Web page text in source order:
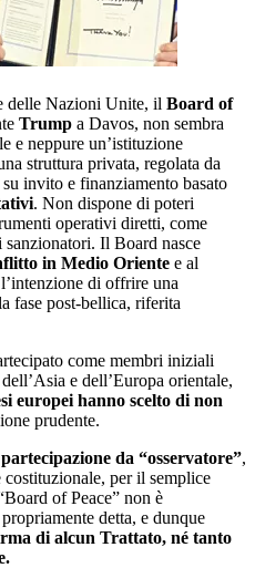
delle Nazioni Unite, il Board of
Trump a Davos, non sembra
e neppure un’istituzione
struttura privata, regolata da
invito e finanziamento basato
. Non dispone di poteri
operativi diretti, come
Il Board nasce
in Medio Oriente e al
di offrire una
fase post-bellica, riferita
come membri iniziali
e dell’Europa orientale,
europei hanno scelto di non
prudente.
da “osservatore”,
per il semplice
of Peace” non è
detta, e dunque
di alcun Trattato, né tanto